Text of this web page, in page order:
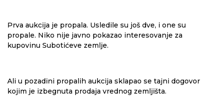
Prva aukcija je propala. Usledile su još dve, i one su
propale. Niko nije javno pokazao interesovanje za
kupovinu Subotićeve zemlje.
Ali u pozadini propalih aukcija sklapao se tajni dogovor
kojim je izbegnuta prodaja vrednog zemljišta.